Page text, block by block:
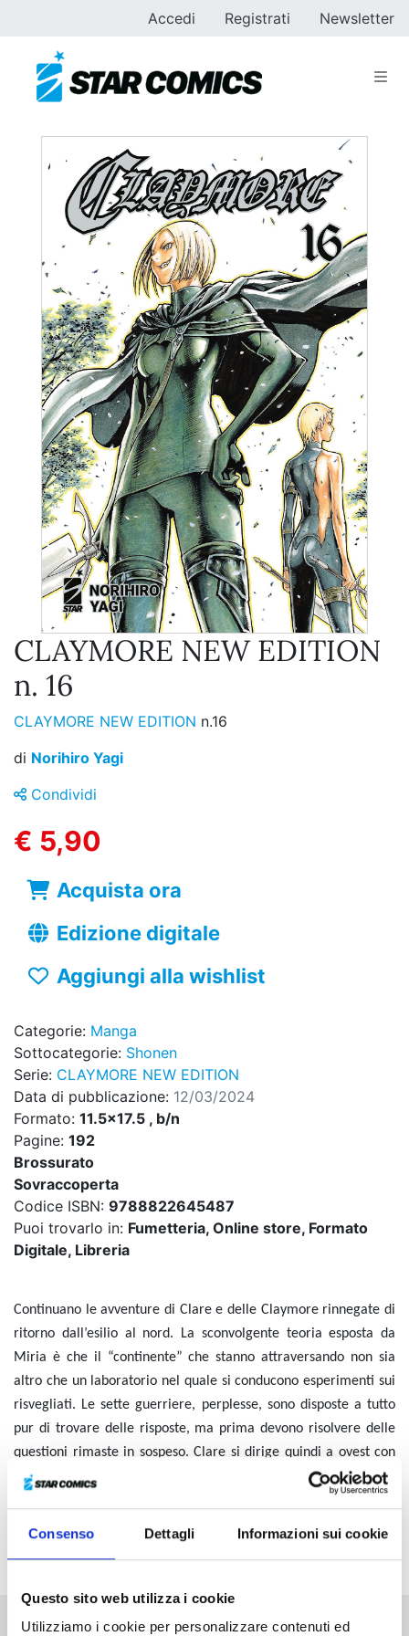
Consenso Dettagli Informazioni sui cookie
Questo sito web utilizza i cookie
Utilizziamo i cookie per personalizzare contenuti ed
Accedi Registrati Newsletter
CLAYMORE NEW EDITION
n. 16
CLAYMORE NEW EDITION n.16
di Norihiro Yagi
Condividi
€ 5,90
Acquista ora
Edizione digitale
Aggiungi alla wishlist
Categorie: Manga
Sottocategorie: Shonen
Serie: CLAYMORE NEW EDITION
Data di pubblicazione: 12/03/2024
Formato: 11.5x17.5 , b/n
Pagine: 192
Brossurato
Sovraccoperta
Codice ISBN: 9788822645487
Puoi trovarlo in: Fumetteria, Online store, Formato
Digitale, Libreria
Continuano le avventure di Clare e delle Claymore rinnegate di
ritorno dall’esilio al nord. La sconvolgente teoria esposta da
Miria è che il “continente” che stanno attraversando non sia
altro che un laboratorio nel quale si conducono esperimenti sui
risvegliati. Le sette guerriere, perplesse, sono disposte a tutto
pur di trovare delle risposte, ma prima devono risolvere delle
questioni rimaste in sospeso. Clare si dirige quindi a ovest con
Cynthia e Yuma, nella speranza di ritrovare Raki. Nel frattempo
Renee è ancora prigioniera di Riful, che vuole usarla per